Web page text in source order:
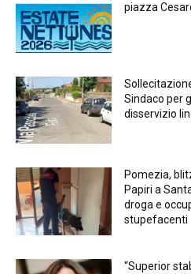
piazza
Sindaco per
disservizio
Pomezia,
Papiri a
droga e
stupefacenti
“Superior